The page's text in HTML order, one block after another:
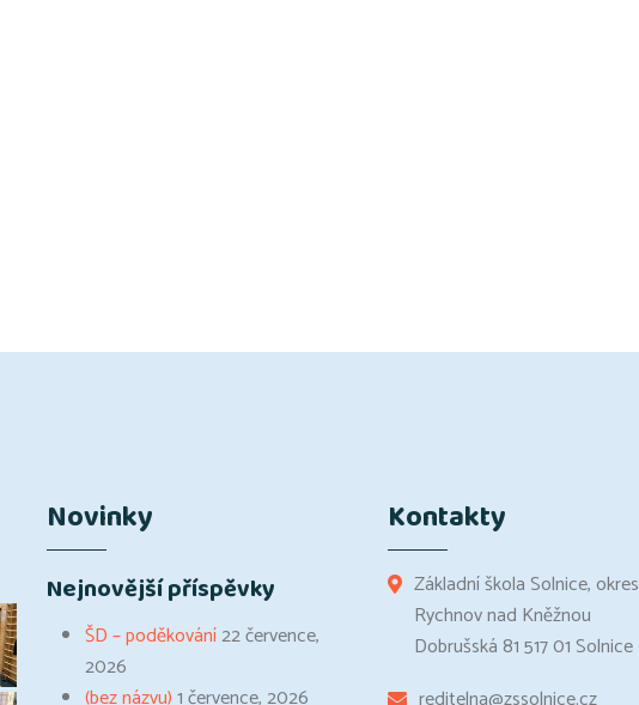
Novinky
Nejnovější příspěvky
ŠD – poděkování22 července,
2026
(bez názvu)1 července, 2026
Kontakty
Základní škola Solnice, okres
Rychnov nad Kněžnou
Dobrušská 81 517 01 Solnice